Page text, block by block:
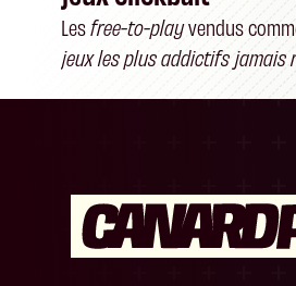
Lesfree-to-playvendus
jeux les plus addictifs jamais
ont-ils vraiment un intérêt –